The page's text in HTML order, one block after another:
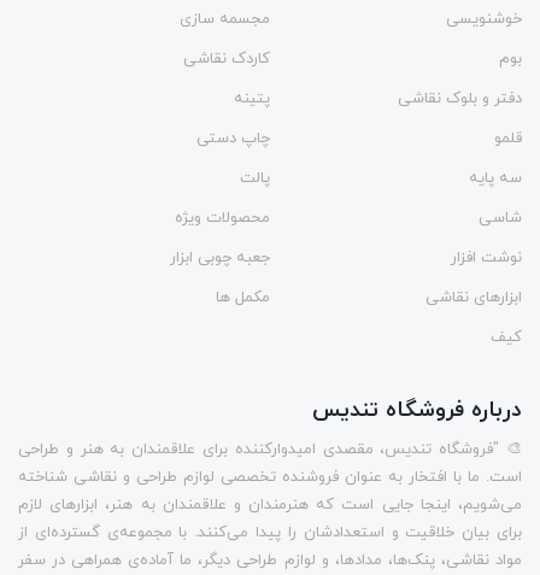
خوشنویسی
مجسمه سازی
بوم
کاردک نقاشی
دفتر و بلوک نقاشی
پتینه
قلمو
چاپ دستی
سه پایه
پالت
شاسی
محصولات ویژه
نوشت افزار
جعبه چوبی ابزار
ابزارهای نقاشی
مکمل ها
کیف
درباره فروشگاه تندیس
🎨 "فروشگاه تندیس، مقصدی امیدوارکننده برای علاقمندان به هنر و طراحی
است. ما با افتخار به عنوان فروشنده تخصصی لوازم طراحی و نقاشی شناخته
می‌شویم، اینجا جایی است که هنرمندان و علاقمندان به هنر، ابزارهای لازم
برای بیان خلاقیت و استعدادشان را پیدا می‌کنند. با مجموعه‌ی گسترده‌ای از
مواد نقاشی، پنک‌ها، مدادها، و لوازم طراحی دیگر، ما آماده‌ی همراهی در سفر